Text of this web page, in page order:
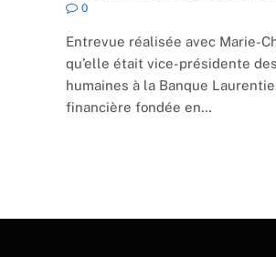
0
Entrevue réalisée avec Marie-
qu’elle était vice-présidente
humaines à la Banque
financière fondée en…